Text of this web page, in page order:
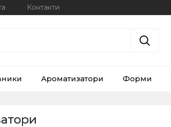
Контакти
Ароматизатори Форми